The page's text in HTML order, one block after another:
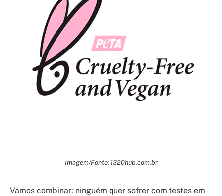
Imagem/Fonte: 1320hub.com.br
Vamos combinar: ninguém quer sofrer com testes em